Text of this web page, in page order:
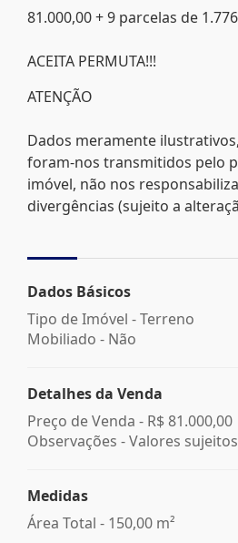
81.000,00 + 9 parcelas de
ACEITA PERMUTA!!!
ATENÇÃO
Dados meramente
foram-nos transmitidos pelo
imóvel, não nos
divergências (sujeito a
Dados Básicos
Tipo de Imóvel - Terreno
Mobiliado - Não
Detalhes da Venda
Preço de Venda - R$ 81.000,00
Observações - Valores
Medidas
Área Total - 150,00 m²